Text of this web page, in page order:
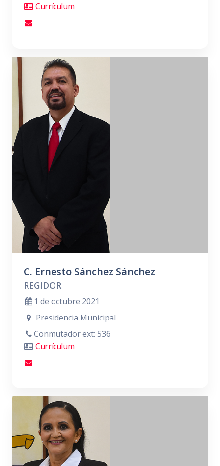
Currículum
C. Ernesto Sánchez Sánchez
REGIDOR
1 de octubre 2021
Presidencia Municipal
Conmutador ext: 536
Currículum